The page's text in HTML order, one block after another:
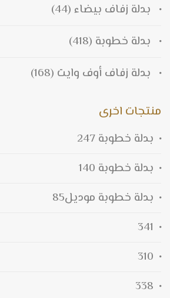
بدلة زفاف بيضاء (44)
بدلة خطوبة (418)
بدلة زفاف أوف وايت (168)
منتجات اخرى
بدلة خطوبة 247
بدلة خطوبة 140
بدلة خطوبة موديل85
341
310
338